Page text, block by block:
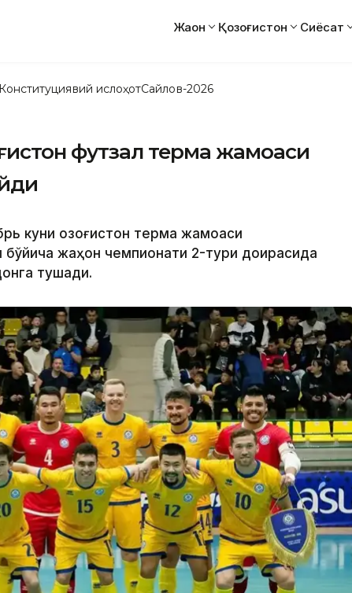
Жаҳон Қозоғистон Сиёсат
Конституциявий ислоҳотСайлов-2026
футзал терма жамоаси
куни Қозоғистон терма жамоаси
бўйича жаҳон чемпионати 2-тури доирасида
тушади.